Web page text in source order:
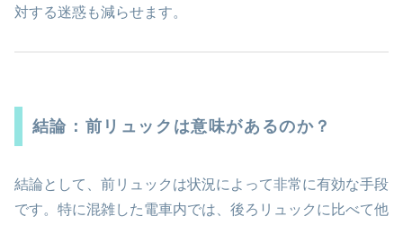
対する迷惑も減らせます。
結論：前リュックは意味があるのか？
結論として、前リュックは状況によって非常に有効な手段
です。特に混雑した電車内では、後ろリュックに比べて他